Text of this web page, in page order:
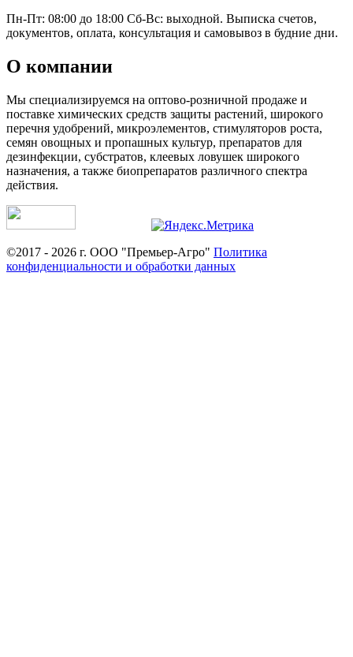
Пн-Пт: 08:00 до 18:00 Сб-Вс: выходной. Выписка счетов,
документов, оплата, консультация и самовывоз в будние дни.
О компании
Мы специализируемся на оптово-розничной продаже и
поставке химических средств защиты растений, широкого
перечня удобрений, микроэлементов, стимуляторов роста,
семян овощных и пропашных культур, препаратов для
дезинфекции, субстратов, клеевых ловушек широкого
назначения, а также биопрепаратов различного спектра
действия.
©2017 - 2026 г. ООО "Премьер-Агро" Политика
конфиденциальности и обработки данных